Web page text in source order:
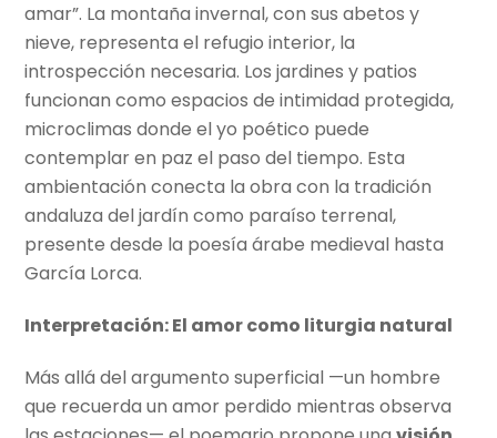
amar”. La montaña invernal, con sus abetos y
nieve, representa el refugio interior, la
introspección necesaria. Los jardines y patios
funcionan como espacios de intimidad protegida,
microclimas donde el yo poético puede
contemplar en paz el paso del tiempo. Esta
ambientación conecta la obra con la tradición
andaluza del jardín como paraíso terrenal,
presente desde la poesía árabe medieval hasta
García Lorca.
Interpretación: El amor como liturgia natural
Más allá del argumento superficial —un hombre
que recuerda un amor perdido mientras observa